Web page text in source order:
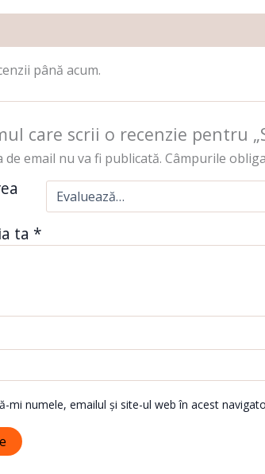
până acum.
care scrii o recenzie pentru
de email nu va fi publicată. Câmpurile
ta *
mi numele, emailul și site-ul web în acest